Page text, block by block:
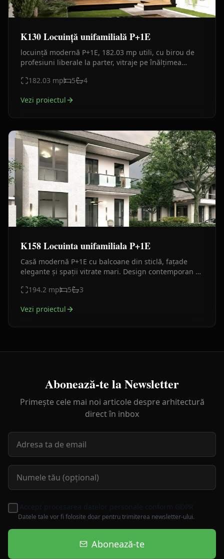
K130 Locuință unifamilială P+1E
locuință modernă P+1E, 182.03 mp utili, cu birou de
profesiuni liberale la parter, vitraje pe înălțimea
182.03 mp 5 4
Vezi proiectul
K158 Locuinta unifamiliala P+1E
Casă modernă P+1E cu balcoane din sticlă, fațade
elegante și spații vitrate mari. Design contemporan și
194.2 mp 5 3
Vezi proiectul
Abonează-te la Newsletter
Primește cele mai noi articole despre arhitectură
direct în inbox
Accept procesarea datelor personale conform GDPR
Datele tale vor fi folosite doar pentru trimiterea newsletter-ului.
Abonează-te